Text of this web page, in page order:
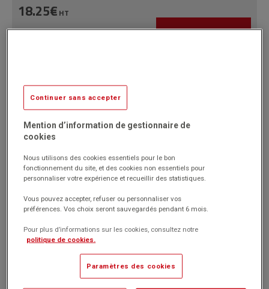
18.25€ HT
Passer commande
Nouveauté Gouache Néfertari fluo 250 ml orange
3.87€HT
(4.64€TTC)
Gouache Néfertari fluo 250 ml vert
Continuer sans accepter
Mention d’information de gestionnaire de
cookies
Nous utilisons des cookies essentiels pour le bon
fonctionnement du site, et des cookies non essentiels pour
personnaliser votre expérience et recueillir des statistiques.
Vous pouvez accepter, refuser ou personnaliser vos
préférences. Vos choix seront sauvegardés pendant 6 mois.
Pour plus d’informations sur les cookies, consultez notre
politique de cookies.
Paramètres des cookies